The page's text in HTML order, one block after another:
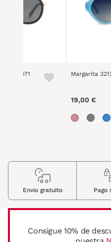
2305 071 Margarita
19,00 €
Consigue 10% de
Envio gratuito Pago